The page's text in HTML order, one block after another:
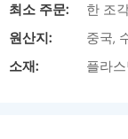
최소 주문:
한 조
원산지:
중국,
소재:
플라